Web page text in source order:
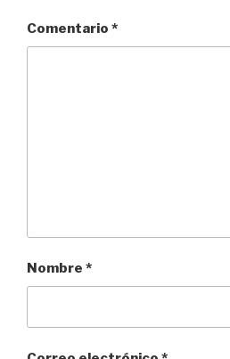
Comentario *
Nombre *